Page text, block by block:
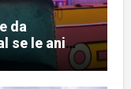
da
se le animó